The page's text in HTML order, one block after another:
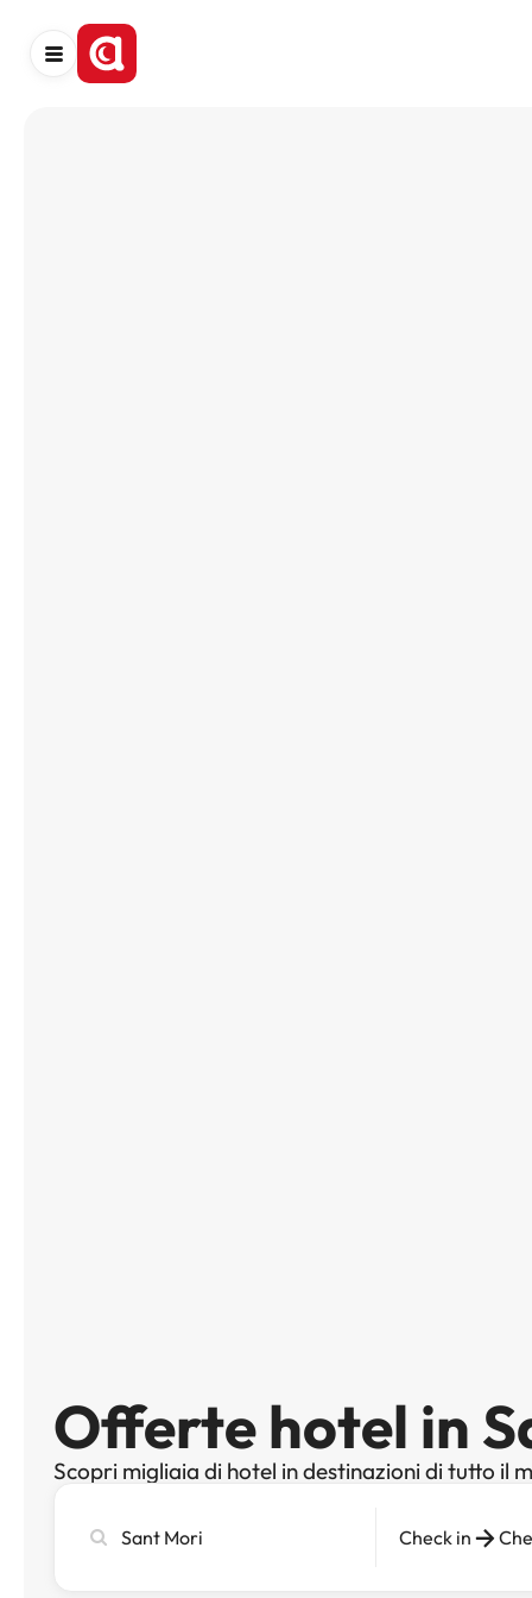
Offerte hotel in
Scopri migliaia di hotel in destinazioni di tutto il
città,
Check in